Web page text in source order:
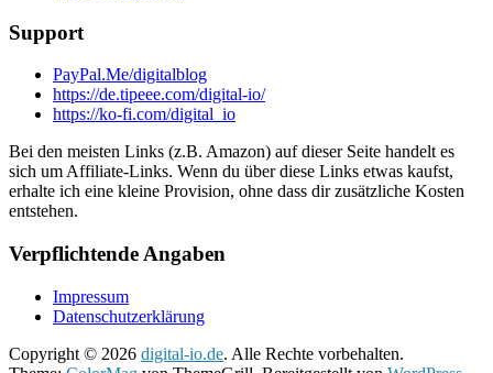
Support
PayPal.Me/digitalblog
https://de.tipeee.com/digital-io/
https://ko-fi.com/digital_io
Bei den meisten Links (z.B. Amazon) auf dieser Seite handelt es
sich um Affiliate-Links. Wenn du über diese Links etwas kaufst,
erhalte ich eine kleine Provision, ohne dass dir zusätzliche Kosten
entstehen.
Verpflichtende Angaben
Impressum
Datenschutzerklärung
Copyright © 2026 digital-io.de. Alle Rechte vorbehalten.